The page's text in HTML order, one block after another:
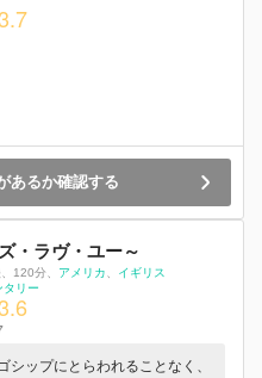
あるか確認する
・ラヴ・ユー～
120分 アメリカ
イギリス
タリー
シップにとらわれることなく、